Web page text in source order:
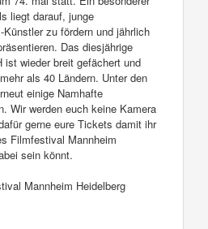
liegt darauf, junge
zu fördern und jährlich
Das diesjährige
ist wieder breit gefächert und
als 40 Ländern. Unter den
einige Namhafte
Wir werden euch keine Kamera
gerne eure Tickets damit ihr
Filmfestival Mannheim
sein könnt.
Mannheim Heidelberg